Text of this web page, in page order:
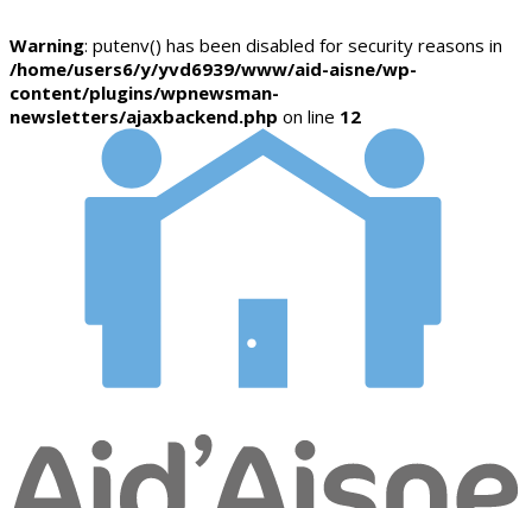
Warning: putenv() has been disabled for security reasons in
/home/users6/y/yvd6939/www/aid-aisne/wp-
content/plugins/wpnewsman-
newsletters/ajaxbackend.php on line 12